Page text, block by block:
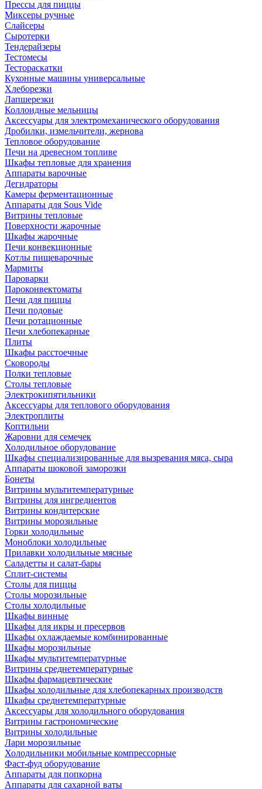
Прессы для пиццы
Миксеры ручные
Слайсеры
Сыротерки
Тендерайзеры
Тестомесы
Тестораскатки
Кухонные машины универсальные
Хлеборезки
Лапшерезки
Коллоидные мельницы
Аксессуары для электромеханического оборудования
Дробилки, измельчители, жернова
Тепловое оборудование
Печи на древесном топливе
Шкафы тепловые для хранения
Аппараты варочные
Дегидраторы
Камеры ферментационные
Аппараты для Sous Vide
Витрины тепловые
Поверхности жарочные
Шкафы жарочные
Печи конвекционные
Котлы пищеварочные
Мармиты
Пароварки
Пароконвектоматы
Печи для пиццы
Печи подовые
Печи ротационные
Печи хлебопекарные
Плиты
Шкафы расстоечные
Сковороды
Полки тепловые
Столы тепловые
Электрокипятильники
Аксессуары для теплового оборудования
Электроплиты
Коптильни
Жаровни для семечек
Холодильное оборудование
Шкафы специализированные для вызревания мяса, сыра
Аппараты шоковой заморозки
Бонеты
Витрины мультитемпературные
Витрины для ингредиентов
Витрины кондитерские
Витрины морозильные
Горки холодильные
Моноблоки холодильные
Прилавки холодильные мясные
Саладетты и салат-бары
Сплит-системы
Столы для пиццы
Столы морозильные
Столы холодильные
Шкафы винные
Шкафы для икры и пресервов
Шкафы охлаждаемые комбинированные
Шкафы морозильные
Шкафы мультитемпературные
Витрины среднетемпературные
Шкафы фармацевтические
Шкафы холодильные для хлебопекарных производств
Шкафы среднетемпературные
Аксессуары для холодильного оборудования
Витрины гастрономические
Витрины холодильные
Лари морозильные
Холодильники мобильные компрессорные
Фаст-фуд оборудование
Аппараты для попкорна
Аппараты для сахарной ваты